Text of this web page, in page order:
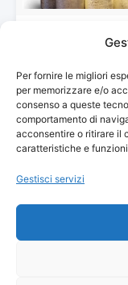
Per fornire le migliori
per memorizzare e/o
consenso a queste
comportamento di
acconsentire o ritirare il
caratteristiche e
Gestisci servizi
led slim candele…
Vedi storico
© 2026Arredamento
Partecipante al
potrebbero variare.